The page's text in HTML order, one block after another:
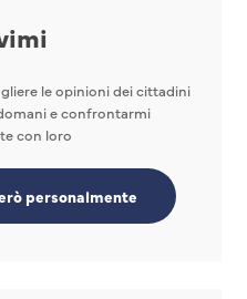
le opinioni dei cittadini
e confrontarmi
con loro
personalmente